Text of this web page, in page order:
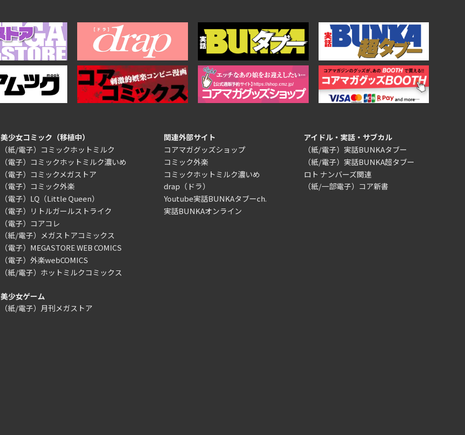
美少女コミック（移植中）
（紙/電子）コミックホットミルク
（電子）コミックホットミルク濃いめ
（電子）コミックメガストア
（電子）コミック外楽
（電子）LQ（Little Queen）
（電子）リトルガールストライク
（電子）コアコレ
（紙/電子）メガストアコミックス
（電子）MEGASTORE WEB COMICS
（電子）外楽webCOMICS
（紙/電子）ホットミルクコミックス
美少女ゲーム
（紙/電子）月刊メガストア
関連外部サイト
コアマガグッズショップ
コミック外楽
コミックホットミルク濃いめ
drap（ドラ）
Youtube実話BUNKAタブーch.
実話BUNKAオンライン
アイドル・実話・サブカル
（紙/電子）実話BUNKAタブー
（紙/電子）実話BUNKA超タブー
ロト ナンバーズ関連
（紙/一部電子）コア新書